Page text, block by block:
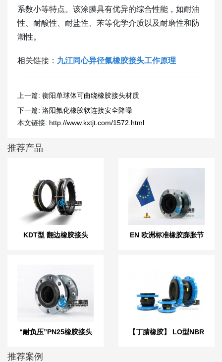
系数小等特点。该涂膜具有优异的综合性能，如耐油
性、耐酸性、耐盐性、苯等化学介质以及耐磨性和防
潮性。
相关链接： 九江同心异径氟橡胶接头工作原理
上一篇: 衡阳单球体可曲绕橡胶接头材质
下一篇: 洛阳氟化橡胶软连接安全降噪
本文链接: http://www.kxtjt.com/1572.html
推荐产品
KDT型 翻边橡胶接头 EN 欧洲标准橡胶膨胀节
“耐负压”PN25橡胶接头
【丁腈橡胶】 LO型NBR
推荐案例